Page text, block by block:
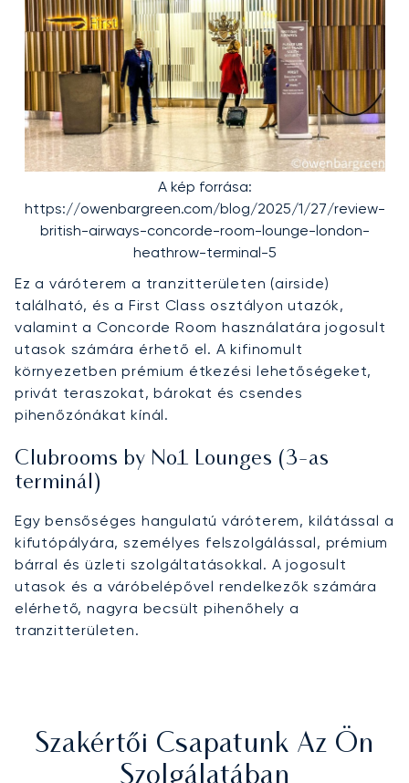
A kép forrása:
https://owenbargreen.com/blog/2025/1/27/review-
british-airways-concorde-room-lounge-london-
heathrow-terminal-5
Ez a váróterem a tranzitterületen (airside)
található, és a First Class osztályon utazók,
valamint a Concorde Room használatára jogosult
utasok számára érhető el. A kifinomult
környezetben prémium étkezési lehetőségeket,
privát teraszokat, bárokat és csendes
pihenőzónákat kínál.
Clubrooms by No1 Lounges (3-as
terminál)
Egy bensőséges hangulatú váróterem, kilátással a
kifutópályára, személyes felszolgálással, prémium
bárral és üzleti szolgáltatásokkal. A jogosult
utasok és a váróbelépővel rendelkezők számára
elérhető, nagyra becsült pihenőhely a
tranzitterületen.
Szakértői Csapatunk Az Ön
Szolgálatában